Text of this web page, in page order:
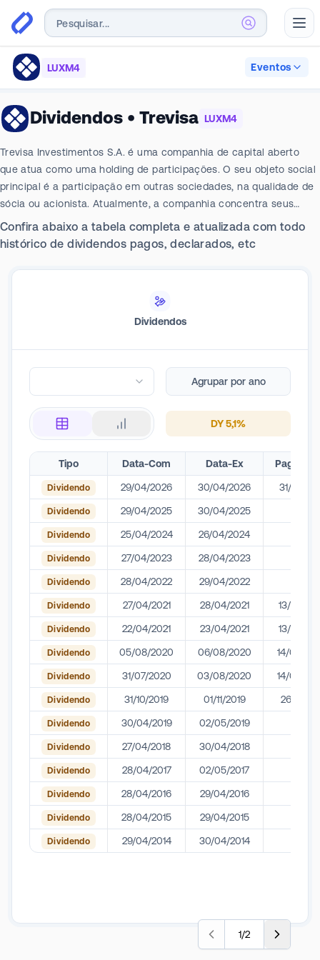
LUXM4 Eventos
Dividendos • Trevisa LUXM4
Trevisa Investimentos S.A. é uma companhia de capital aberto
que atua como uma holding de participações. O seu objeto social
principal é a participação em outras sociedades, na qualidade de
sócia ou acionista. Atualmente, a companhia concentra seus
investimentos em duas principais empresas de capital fechado. A
primeira é a TROMBINI S.A. - EMBALAGENS, que atua no
segunda é a TREVISA S.A. – ENERGIA, que opera no segmento de
Confira abaixo a tabela completa e atualizada com todo
histórico de dividendos pagos, declarados, etc
Dividendos
Agrupar por ano
DY5,1%
Tipo Data-Com Data-Ex
Dividendo 29/04/2026 30/04/2026 31/12/
Dividendo 29/04/2025 30/04/2025
Dividendo 25/04/2024 26/04/2024
Dividendo 27/04/2023 28/04/2023
Dividendo 28/04/2022 29/04/2022
Dividendo 27/04/2021 28/04/2021 13/05/
Dividendo 22/04/2021 23/04/2021 13/05/
Dividendo 05/08/2020 06/08/2020 14/08/
Dividendo 31/07/2020 03/08/2020 14/08/
Dividendo 31/10/2019 01/11/2019 26/11/
Dividendo 30/04/2019 02/05/2019
Dividendo 27/04/2018 30/04/2018
Dividendo 28/04/2017 02/05/2017
Dividendo 28/04/2016 29/04/2016
Dividendo 28/04/2015 29/04/2015
Dividendo 29/04/2014 30/04/2014
1/2